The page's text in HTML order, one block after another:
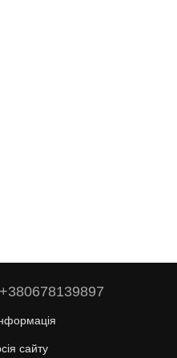
+380678139897
сайту